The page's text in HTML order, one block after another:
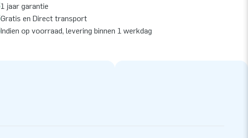
1 jaar garantie
Gratis en Direct transport
Indien op voorraad, levering binnen 1 werkdag